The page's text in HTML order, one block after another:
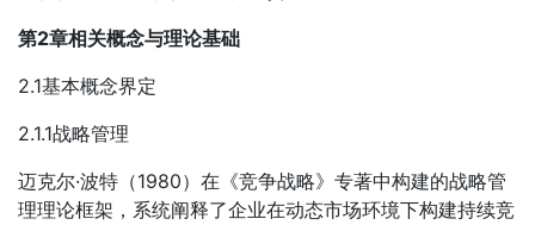
第2章相关概念与理论基础
2.1基本概念界定
2.1.1战略管理
迈克尔·波特（1980）在《竞争战略》专著中构建的战略管
理理论框架，系统阐释了企业在动态市场环境下构建持续竞